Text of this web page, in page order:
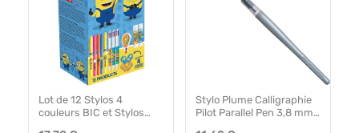
Lot de 12 Stylos 4
couleurs BIC et Stylos
Stylo Plume Calligraphie
Pilot Parallel Pen 3,8 mm